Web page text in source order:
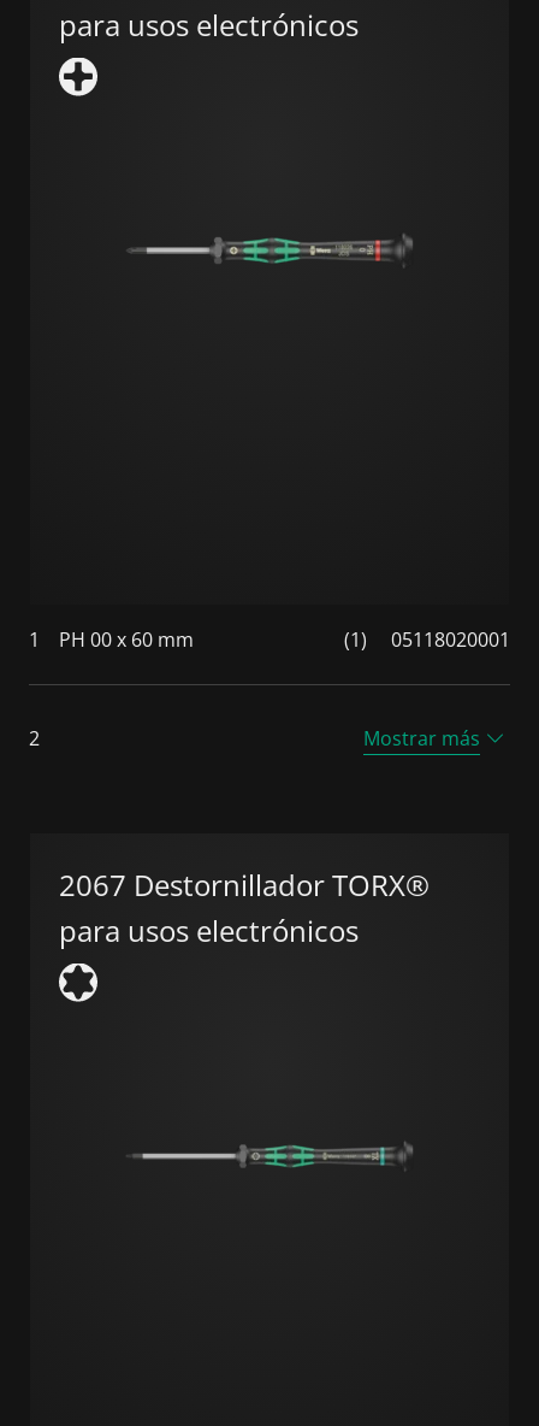
para usos electrónicos
1 PH 00 x 60 mm (1) 05118020001
2 Mostrar más
2067 Destornillador TORX®
para usos electrónicos